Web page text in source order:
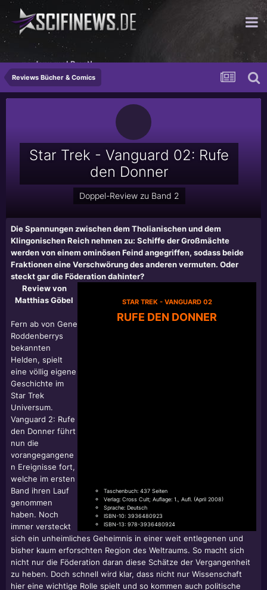
...na dann mal Prost!
Reviews Bücher & Comics
Star Trek - Vanguard 02: Rufe
den Donner
Doppel-Review zu Band 2
Die Spannungen zwischen dem Tholianischen und dem
Klingonischen Reich nehmen zu: Schiffe der Großmächte
werden von einem ominösen Feind angegriffen, sodass beide
Fraktionen eine Verschwörung des anderen vermuten. Oder
steckt gar die Föderation dahinter?
STAR TREK - VANGUARD 02
RUFE DEN DONNER
Taschenbuch: 437 Seiten
Verlag: Cross Cult; Auflage: 1., Aufl. (April 2008)
Sprache: Deutsch
ISBN-10: 3936480923
ISBN-13: 978-3936480924
Review von
Matthias Göbel
Fern ab von Gene
Roddenberrys
bekannten
Helden, spielt
eine völlig eigene
Geschichte im
Star Trek
Universum.
Vanguard 2: Rufe
den Donner führt
nun die
vorangegangene
n Ereignisse fort,
welche im ersten
Band ihren Lauf
genommen
haben. Noch
immer versteckt
sich ein unheimliches Geheimnis in einer weit entlegenen und
bisher kaum erforschten Region des Weltraums. So macht sich
nicht nur die Föderation daran diese Schätze der Vergangenheit
zu heben. Doch schnell wird klar, dass nicht nur Wissenschaft
hier eine wichtige Rolle spielt und so kommen auch politische